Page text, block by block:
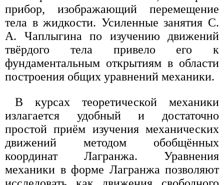
прибор, изображающий перемещение
тела в жидкости. Усиленные занятия С.
А. Чаплыгина по изучению движений
твёрдого тела привело его к
фундаментальным открытиям в области
построения общих уравнений механики.
В курсах теоретической механики
излагается удобный и достаточно
простой приём изучения механических
движений методом обобщённых
координат Лагранжа. Уравнения
механики в форме Лагранжа позволяют